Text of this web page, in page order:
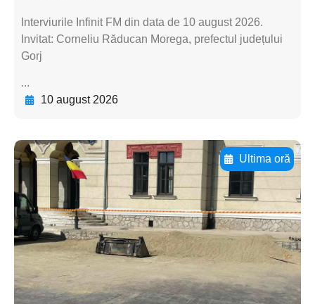
Interviurile Infinit FM din data de 10 august 2026.
Invitat: Corneliu Răducan Morega, prefectul județului
Gorj
...
10 august 2026
Ultima oră
Adaugă aici textul pentru
subtitluAdaugă aici
textul pentru
subtitluAdaugă aici
textul pentru
subtitluAdaugă aici